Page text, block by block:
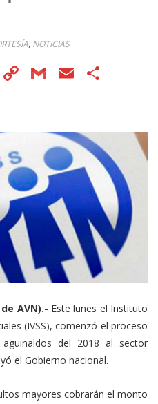
, NOTICIAS
LinkedIn
CopyGmailEmail
AVN).- Este lunes el Instituto
(IVSS), comenzó el proceso
del 2018 al sector
el Gobierno nacional.
mayores cobrarán el monto